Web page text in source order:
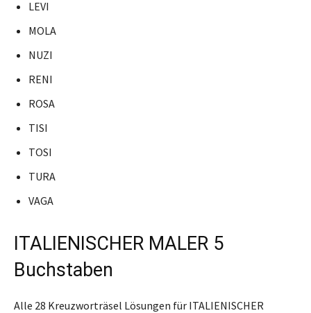
LEVI
MOLA
NUZI
RENI
ROSA
TISI
TOSI
TURA
VAGA
ITALIENISCHER MALER 5
Buchstaben
Alle 28 Kreuzworträsel Lösungen für ITALIENISCHER